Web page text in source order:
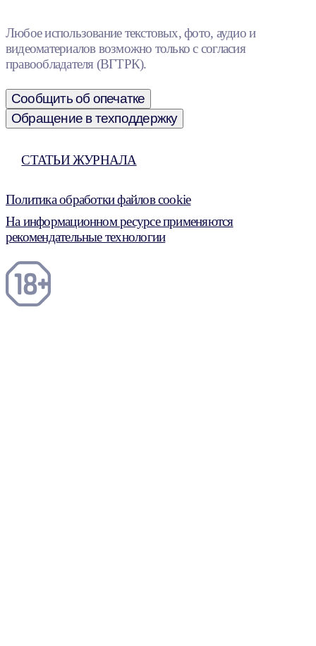
Любое использование текстовых, фото, аудио и
видеоматериалов возможно только с согласия
правообладателя (ВГТРК).
Сообщить об опечатке
Обращение в техподдержку
СТАТЬИ ЖУРНАЛА
Политика обработки файлов cookie
На информационном ресурсе применяются
рекомендательные технологии